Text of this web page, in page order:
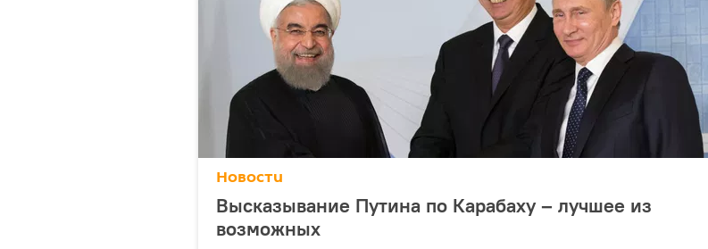
Новости
Высказывание Путина по Карабаху – лучшее из
возможных